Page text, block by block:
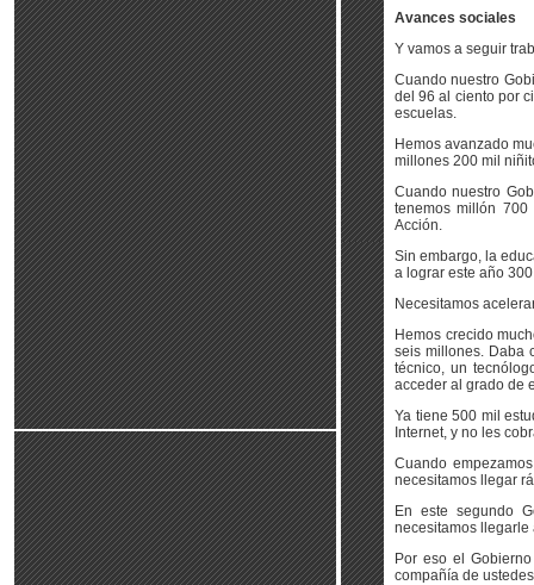
Avances sociales
Y vamos a seguir
Cuando nuestro
del 96 al ciento por
escuelas.
Hemos avanzado
millones 200 mil
Cuando nuestro
tenemos millón
Acción.
Sin embargo, la
a lograr este año
Necesitamos
Hemos crecido
seis millones. Daba
técnico, un
acceder al grado de
Ya tiene 500 mil
Internet, y no les
Cuando
necesitamos llegar
En este segundo
necesitamos llegarle
Por eso el
compañía de